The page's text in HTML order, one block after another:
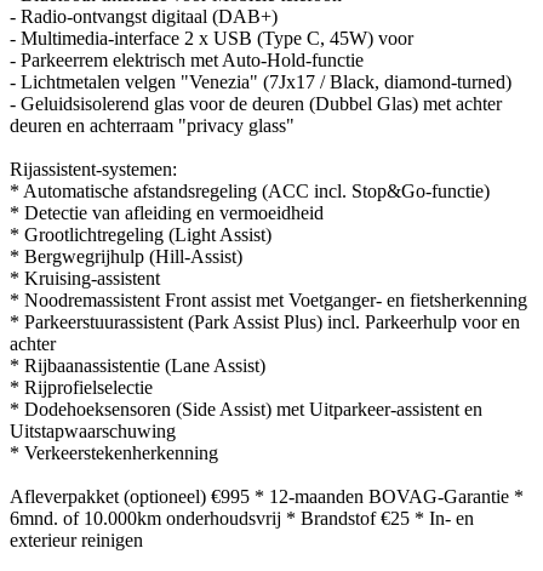
- Radio-ontvangst digitaal (DAB+)
- Multimedia-interface 2 x USB (Type C, 45W) voor
- Parkeerrem elektrisch met Auto-Hold-functie
- Lichtmetalen velgen "Venezia" (7Jx17 / Black, diamond-turned)
- Geluidsisolerend glas voor de deuren (Dubbel Glas) met achter
deuren en achterraam "privacy glass"
Rijassistent-systemen:
* Automatische afstandsregeling (ACC incl. Stop&Go-functie)
* Detectie van afleiding en vermoeidheid
* Grootlichtregeling (Light Assist)
* Bergwegrijhulp (Hill-Assist)
* Kruising-assistent
* Noodremassistent Front assist met Voetganger- en fietsherkenning
* Parkeerstuurassistent (Park Assist Plus) incl. Parkeerhulp voor en
achter
* Rijbaanassistentie (Lane Assist)
* Rijprofielselectie
* Dodehoeksensoren (Side Assist) met Uitparkeer-assistent en
Uitstapwaarschuwing
* Verkeerstekenherkenning
Afleverpakket (optioneel) €995 * 12-maanden BOVAG-Garantie *
6mnd. of 10.000km onderhoudsvrij * Brandstof €25 * In- en
exterieur reinigen